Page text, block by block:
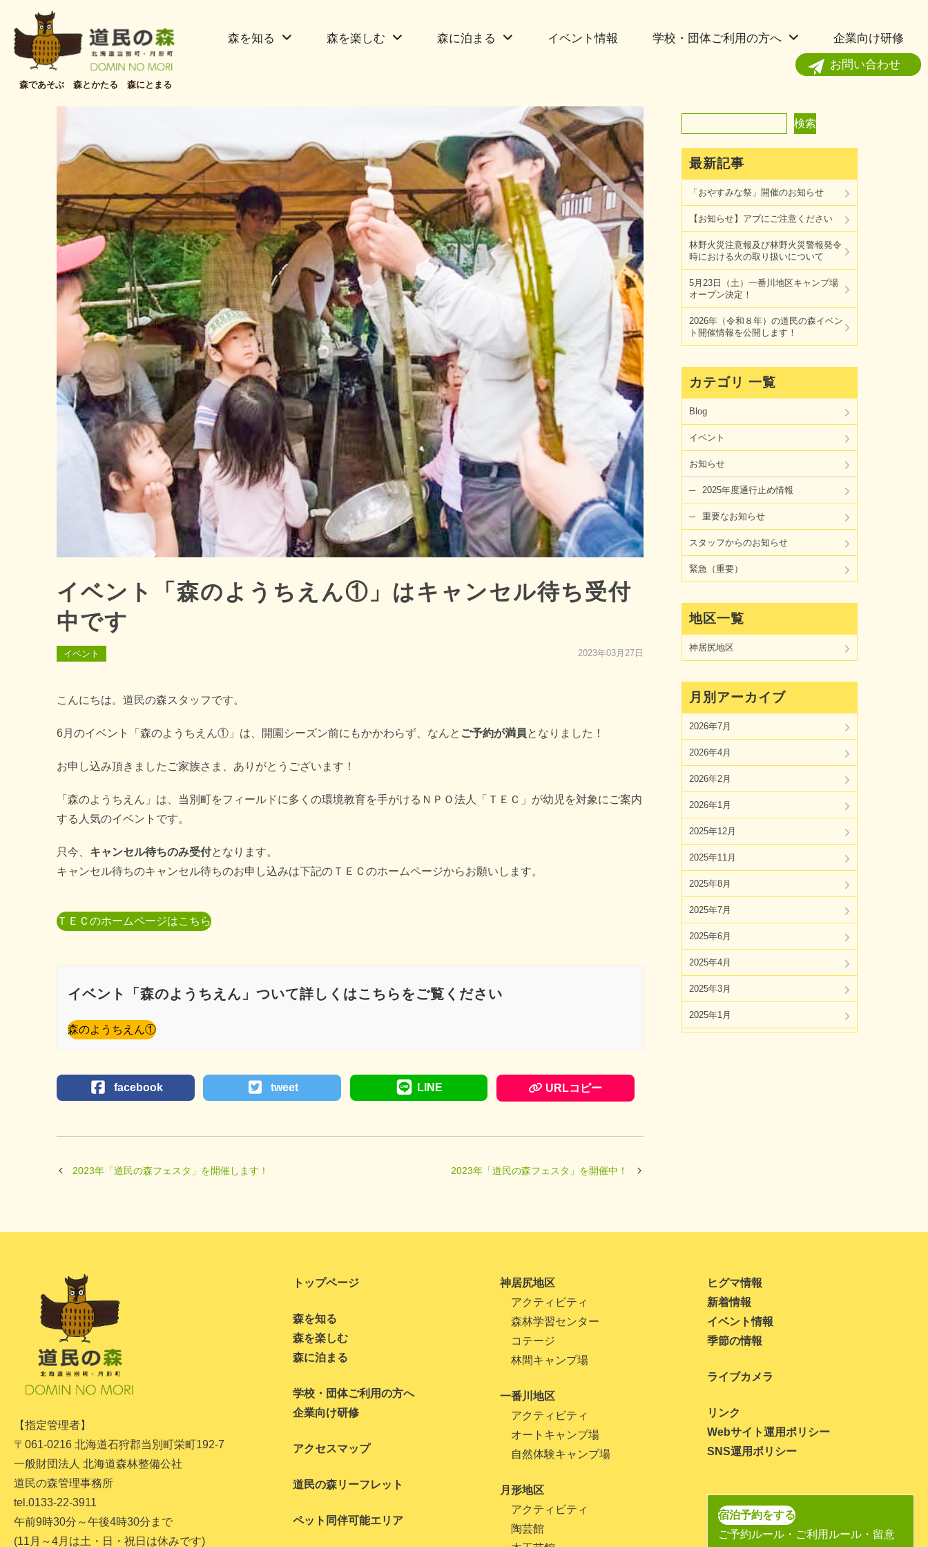
森であそぶ 森とかたる 森にとまる
森を知る 森を楽しむ 森に泊まる イベント情報 学校・団体ご利用の方へ
企業向け研修
お問い合わせ
イベント「森のようちえん①」はキャンセル待ち受付
中です
イベント 2023年03月27日
こんにちは。道民の森スタッフです。
6月のイベント「森のようちえん①」は、開園シーズン前にもかかわらず、なんと ご予約が満員となりました！
お申し込み頂きましたご家族さま、ありがとうございます！
「森のようちえん」は、当別町をフィールドに多くの環境教育を手がけるＮＰＯ法人「ＴＥＣ」が幼児を対象にご案内
する人気のイベントです。
只今、 キャンセル待ちのみ受付となります。
キャンセル待ちのキャンセル待ちのお申し込みは下記のＴＥＣのホームページからお願いします。
ＴＥＣのホームページはこちら
イベント「森のようちえん」ついて詳しくはこちらをご覧ください
森のようちえん①
facebook tweet LINE URLコピー
2023年「道民の森フェスタ」を開催します！ 2023年「道民の森フェスタ」を開催中！
検索
最新記事
「おやすみな祭」開催のお知らせ
【お知らせ】アブにご注意ください
林野火災注意報及び林野火災警報発令
時における火の取り扱いについて
5月23日（土）一番川地区キャンプ場
オープン決定！
2026年（令和８年）の道民の森イベン
ト開催情報を公開します！
カテゴリ 一覧
Blog
イベント
お知らせ
2025年度通行止め情報
重要なお知らせ
スタッフからのお知らせ
緊急（重要）
地区一覧
神居尻地区
月別アーカイブ
2026年7月
2026年4月
2026年2月
2026年1月
2025年12月
2025年11月
2025年8月
2025年7月
2025年6月
2025年4月
2025年3月
2025年1月
2023年10月
2023年9月
2023年8月
2023年6月
2023年5月
2023年4月
2022年11月
2022年10月
【指定管理者】
〒061-0216 北海道石狩郡当別町栄町192-7
一般財団法人 北海道森林整備公社
道民の森管理事務所
tel.0133-22-3911
午前9時30分～午後4時30分まで
(11月～4月は土・日・祝日は休みです)
トップページ
森を知る
森を楽しむ
森に泊まる
学校・団体ご利用の方へ
企業向け研修
アクセスマップ
道民の森リーフレット
ペット同伴可能エリア
神居尻地区
アクティビティ
森林学習センター
コテージ
林間キャンプ場
一番川地区
アクティビティ
オートキャンプ場
自然体験キャンプ場
月形地区
アクティビティ
陶芸館
ヒグマ情報
新着情報
イベント情報
季節の情報
ライブカメラ
リンク
Webサイト運用ポリシー
SNS運用ポリシー
宿泊予約をする
ご予約ルール・ご利用ルール・留意